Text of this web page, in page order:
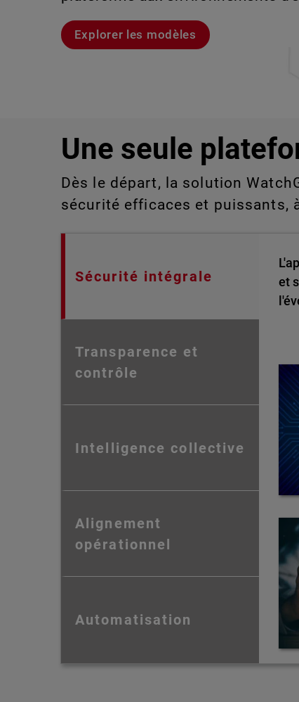
Explorer les modèles
aux technologies de l'information
détecter ou gérer manuellement à
Voici Rai
Découvrez WatchGuard EDR
Une seule
Dès le départ, la solution
sécurité efficaces et puissants,
Sécurité intégrale
Transparence et
contrôle
Intelligence collective
Alignement
opérationnel
Automatisation
et